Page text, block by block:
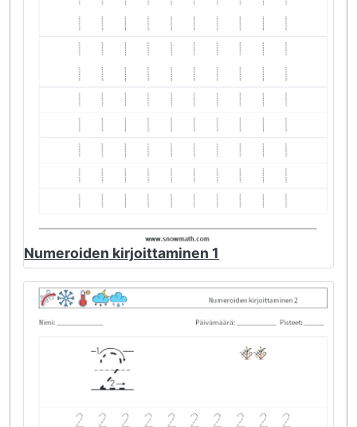
Numeroiden kirjoittaminen 1